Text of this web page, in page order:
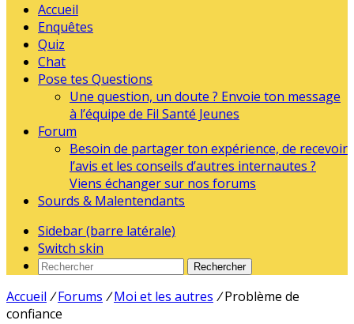
Accueil
Enquêtes
Quiz
Chat
Pose tes Questions
Une question, un doute ? Envoie ton message
à l’équipe de Fil Santé Jeunes
Forum
Besoin de partager ton expérience, de recevoir
l’avis et les conseils d’autres internautes ?
Viens échanger sur nos forums
Sourds & Malentendants
Sidebar (barre latérale)
Switch skin
Rechercher
Accueil / Forums / Moi et les autres / Problème de
confiance